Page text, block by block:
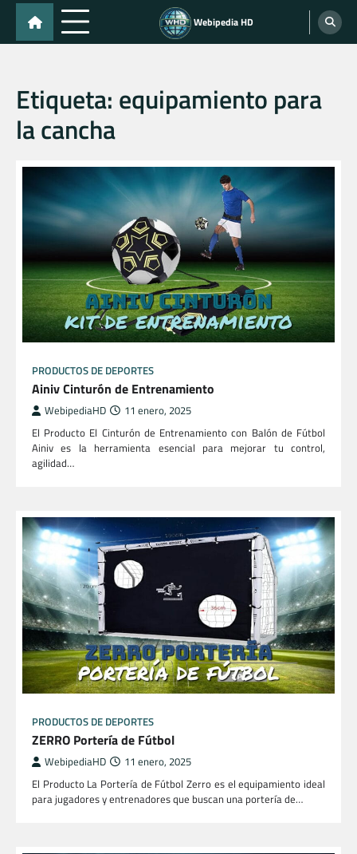
Skip
content
Webipedia HD
Etiqueta: equipamiento para
la cancha
PRODUCTOS DE DEPORTES
Ainiv Cinturón de Entrenamiento
WebipediaHD 11 enero, 2025
El Producto El Cinturón de Entrenamiento con Balón de Fútbol
Ainiv es la herramienta esencial para mejorar tu control,
agilidad…
PRODUCTOS DE DEPORTES
ZERRO Portería de Fútbol
WebipediaHD 11 enero, 2025
El Producto La Portería de Fútbol Zerro es el equipamiento ideal
para jugadores y entrenadores que buscan una portería de…